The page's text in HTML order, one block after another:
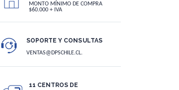
MONTO MÍNIMO DE COMPRA
$60.000 + IVA
SOPORTE Y CONSULTAS
VENTAS@DPSCHILE.CL.
11 CENTROS DE